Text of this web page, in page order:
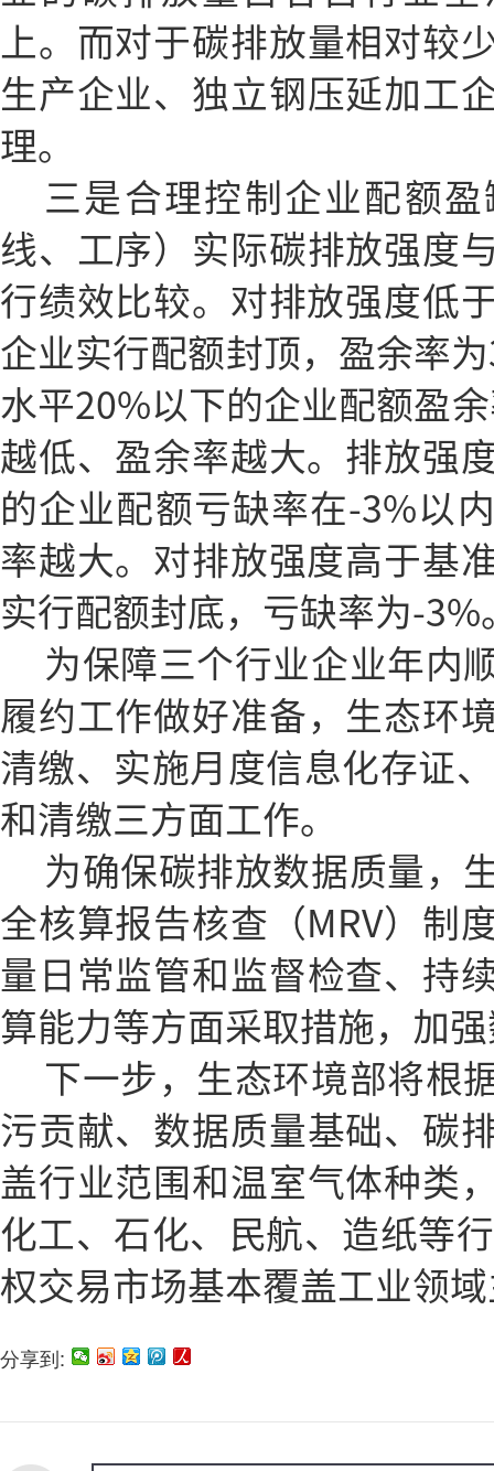
上。而对于碳排放量相对较
生产企业、独立钢压延加工
理。
三是合理控制企业配额
线、工序）实际碳排放强度
行绩效比较。对排放强度低
企业实行配额封顶，盈余率
水平20%以下的企业配额盈
越低、盈余率越大。排放强
的企业配额亏缺率在-3%以
率越大。对排放强度高于基
实行配额封底，亏缺率为-3%
为保障三个行业企业年内
履约工作做好准备，生态环
清缴、实施月度信息化存证
和清缴三方面工作。
为确保碳排放数据质量，
全核算报告核查（MRV）制
量日常监管和监督检查、持
算能力等方面采取措施，加
下一步，生态环境部将根
污贡献、数据质量基础、碳
盖行业范围和温室气体种类
化工、石化、民航、造纸等
权交易市场基本覆盖工业领
分享到: